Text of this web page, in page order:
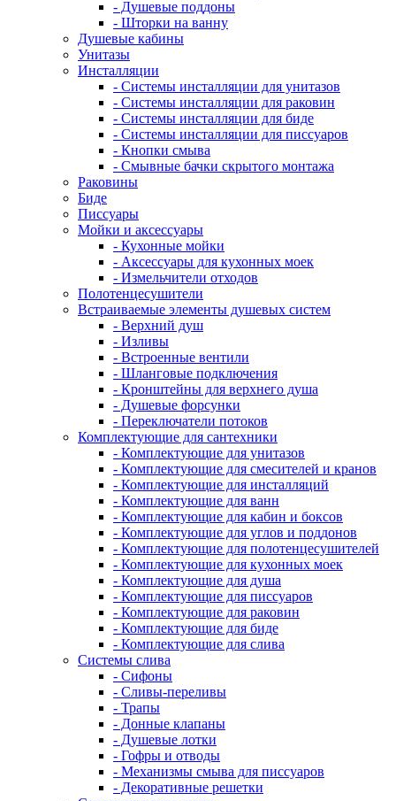
- Душевые поддоны
- Шторки на ванну
Душевые кабины
Унитазы
Инсталляции
- Системы инсталляции для унитазов
- Системы инсталляции для раковин
- Системы инсталляции для биде
- Системы инсталляции для писсуаров
- Кнопки смыва
- Смывные бачки скрытого монтажа
Раковины
Биде
Писсуары
Мойки и аксессуары
- Кухонные мойки
- Аксессуары для кухонных моек
- Измельчители отходов
Полотенцесушители
Встраиваемые элементы душевых систем
- Верхний душ
- Изливы
- Встроенные вентили
- Шланговые подключения
- Кронштейны для верхнего душа
- Душевые форсунки
- Переключатели потоков
Комплектующие для сантехники
- Комплектующие для унитазов
- Комплектующие для смесителей и кранов
- Комплектующие для инсталляций
- Комплектующие для ванн
- Комплектующие для кабин и боксов
- Комплектующие для углов и поддонов
- Комплектующие для полотенцесушителей
- Комплектующие для кухонных моек
- Комплектующие для душа
- Комплектующие для писсуаров
- Комплектующие для раковин
- Комплектующие для биде
- Комплектующие для слива
Системы слива
- Сифоны
- Сливы-переливы
- Трапы
- Донные клапаны
- Душевые лотки
- Гофры и отводы
- Механизмы смыва для писсуаров
- Декоративные решетки